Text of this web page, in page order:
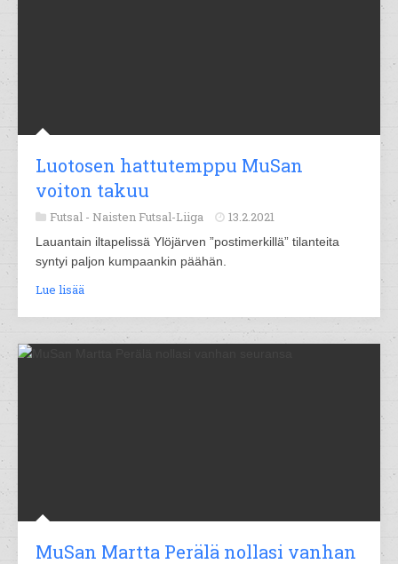
Luotosen hattutemppu MuSan
voiton takuu
Futsal - Naisten Futsal-Liiga 13.2.2021
Lauantain iltapelissä Ylöjärven ”postimerkillä” tilanteita
syntyi paljon kumpaankin päähän.
Lue lisää
MuSan Martta Perälä nollasi vanhan